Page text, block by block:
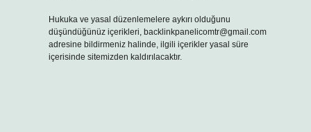
Hukuka ve yasal düzenlemelere aykırı olduğunu
düşündüğünüz içerikleri, backlinkpanelicomtr@gmail.com
adresine bildirmeniz halinde, ilgili içerikler yasal süre
içerisinde sitemizden kaldırılacaktır.